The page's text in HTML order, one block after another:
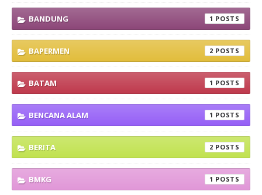
BANDUNG 1
BAPERMEN 2
BATAM 1
BENCANA ALAM 1
BERITA 2
BMKG 1